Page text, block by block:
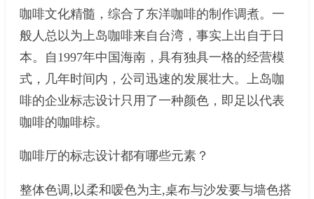
咖啡文化精髓，综合了东洋咖啡的制作调煮。一
般人总以为上岛咖啡来自台湾，事实上出自于日
本。自1997年中国海南，具有独具一格的经营模
式，几年时间内，公司迅速的发展壮大。上岛咖
啡的企业标志设计只用了一种颜色，即足以代表
咖啡的咖啡棕。
咖啡厅的标志设计都有哪些元素？
整体色调,以柔和嗳色为主,桌布与沙发要与墙色搭